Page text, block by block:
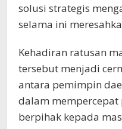
solusi strategis
selama ini
Kehadiran ratusan
tersebut menjadi
antara pemimpin
dalam
berpihak kepada